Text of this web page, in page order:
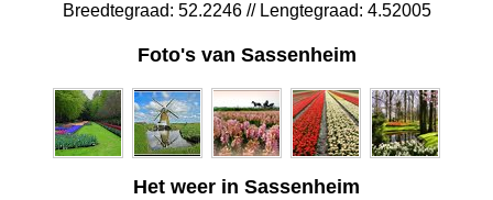
Breedtegraad: 52.2246 // Lengtegraad: 4.52005
Foto's van Sassenheim
Het weer in Sassenheim